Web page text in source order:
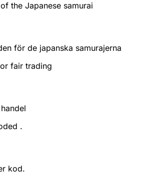
the Japanese samurai
för de japanska samurajerna
fair trading
.
kod.